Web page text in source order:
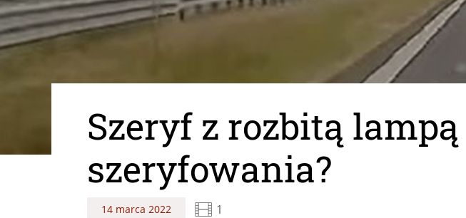
Szeryf z rozbitą
szeryfowania?
14 marca 2022 1